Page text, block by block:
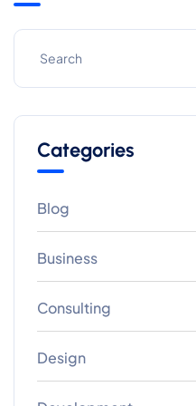
Categories
Blog
Business
Consulting
Design